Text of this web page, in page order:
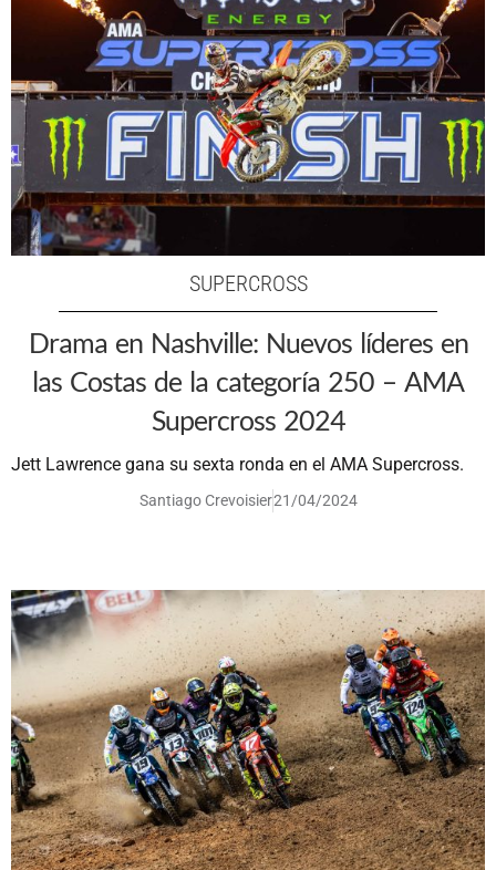
SUPERCROSS
Drama en Nashville: Nuevos líderes en
las Costas de la categoría 250 – AMA
Supercross 2024
Jett Lawrence gana su sexta ronda en el AMA Supercross.
Santiago Crevoisier21/04/2024